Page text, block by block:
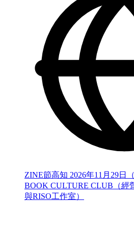
ZINE節高知 2026年11月29日
BOOK CULTURE CLUB（經
與RISO工作室）